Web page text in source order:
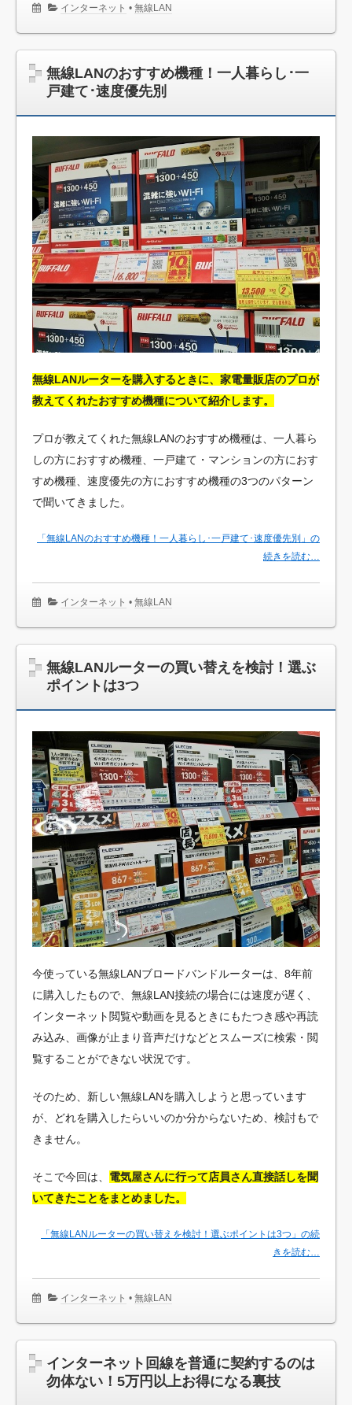
インターネット •無線LAN
無線LANのおすすめ機種！一人暮らし･一
戸建て･速度優先別
無線LANルーターを購入するときに、家電量販店のプロが
教えてくれたおすすめ機種について紹介します。
プロが教えてくれた無線LANのおすすめ機種は、一人暮ら
しの方におすすめ機種、一戸建て・マンションの方におす
すめ機種、速度優先の方におすすめ機種の3つのパターン
で聞いてきました。
「無線LANのおすすめ機種！一人暮らし･一戸建て･速度優先別」の
続きを読む…
インターネット •無線LAN
無線LANルーターの買い替えを検討！選ぶ
ポイントは3つ
今使っている無線LANブロードバンドルーターは、8年前
に購入したもので、無線LAN接続の場合には速度が遅く、
インターネット閲覧や動画を見るときにもたつき感や再読
み込み、画像が止まり音声だけなどとスムーズに検索・閲
覧することができない状況です。
そのため、新しい無線LANを購入しようと思っています
が、どれを購入したらいいのか分からないため、検討もで
きません。
そこで今回は、 電気屋さんに行って店員さん直接話しを聞
いてきたことをまとめました。
「無線LANルーターの買い替えを検討！選ぶポイントは3つ」の続
きを読む…
インターネット •無線LAN
インターネット回線を普通に契約するのは
勿体ない！5万円以上お得になる裏技